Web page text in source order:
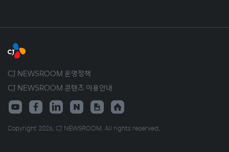
CJ NEWSROOM 운영정책
CJ NEWSROOM 콘텐츠 이용안내
Copyright 2026. CJ NEWSROOM. All rights reserved.